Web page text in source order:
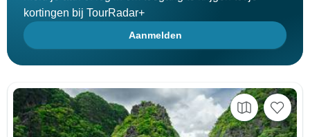
kortingen bij TourRadar+
Aanmelden